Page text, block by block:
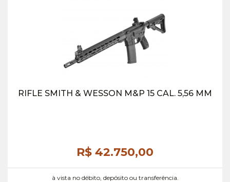
RIFLE SMITH & WESSON M&P 15 CAL. 5,56 MM
R$ 42.750,00
à vista no débito, depósito ou transferência.